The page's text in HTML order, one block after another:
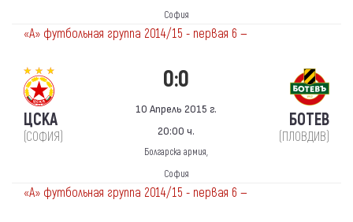
София
«А» футбольная группа 2014/15 - первая 6 —
ЦСКА
(СОФИЯ)
0:0
10 Апрель 2015 г.
20:00 ч.
Болгарска армия,
София
БОТЕВ
(ПЛОВДИВ)
«А» футбольная группа 2014/15 - первая 6 —